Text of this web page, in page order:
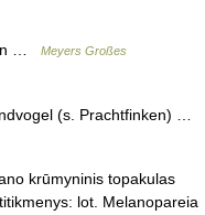
…
Meyers Großes
(s. Prachtfinken) …
krūmyninis topakulas
lot. Melanopareia